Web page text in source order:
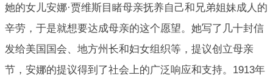
她的女儿安娜·贾维斯目睹母亲抚养自己和兄弟姐妹成人的
辛劳，于是就想要达成母亲的这个愿望。她写了几十封信
发给美国国会、地方州长和妇女组织等，提议创立母亲
节，安娜的提议得到了社会上的广泛响应和支持。1913年